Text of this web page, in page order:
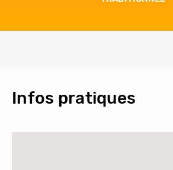
Infos pratiques